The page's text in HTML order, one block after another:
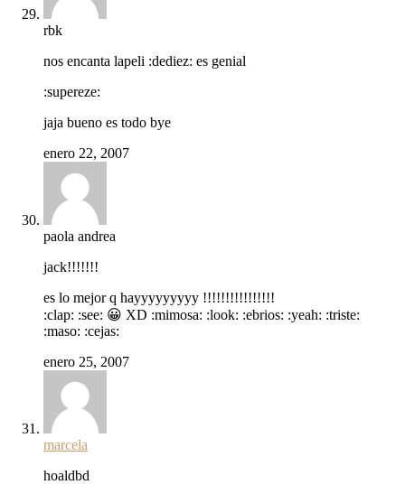
rbk
nos encanta lapeli :dediez: es genial
:supereze:
jaja bueno es todo bye
enero 22, 2007
paola andrea
jack!!!!!!!
es lo mejor q hayyyyyyyyy !!!!!!!!!!!!!!!!
:clap: :see: 😀 XD :mimosa: :look: :ebrios: :yeah: :triste:
:maso: :cejas:
enero 25, 2007
marcela
hoaldbd